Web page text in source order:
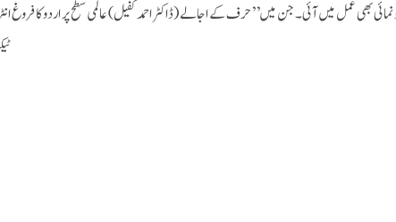
بھی عمل میں آئی۔ جن میں’ ’حرف کے اجالے (ڈاکٹر احمد کفیل) عالمی سطح پر اردو کا فروغ